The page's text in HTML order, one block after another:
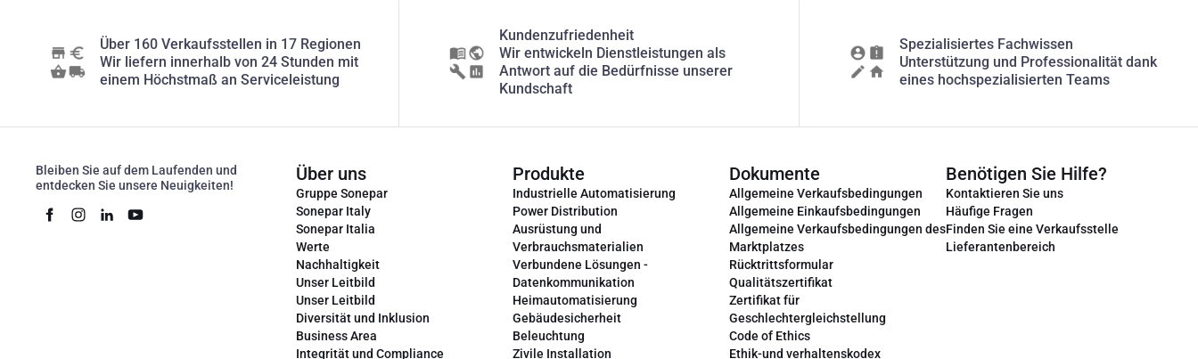
Über 160 Verkaufsstellen in 17 Regionen
Wir liefern innerhalb von 24 Stunden mit
einem Höchstmaß an Serviceleistung
Kundenzufriedenheit
Wir entwickeln Dienstleistungen als
Antwort auf die Bedürfnisse unserer
Kundschaft
Spezialisiertes Fachwissen
Unterstützung und Professionalität dank
eines hochspezialisierten Teams
Bleiben Sie auf dem Laufenden und
entdecken Sie unsere Neuigkeiten!
Über uns
Gruppe Sonepar
Sonepar Italy
Sonepar Italia
Werte
Nachhaltigkeit
Unser Leitbild
Unser Leitbild
Diversität und Inklusion
Business Area
Integrität und Compliance
Produkte
Industrielle Automatisierung
Power Distribution
Ausrüstung und
Verbrauchsmaterialien
Verbundene Lösungen -
Datenkommunikation
Heimautomatisierung
Gebäudesicherheit
Beleuchtung
Zivile Installation
Dokumente
Allgemeine Verkaufsbedingungen
Allgemeine Einkaufsbedingungen
Allgemeine Verkaufsbedingungen des
Marktplatzes
Rücktrittsformular
Qualitätszertifikat
Zertifikat für
Geschlechtergleichstellung
Code of Ethics
Ethik-und verhaltenskodex
Benötigen Sie Hilfe?
Kontaktieren Sie uns
Häufige Fragen
Finden Sie eine Verkaufsstelle
Lieferantenbereich